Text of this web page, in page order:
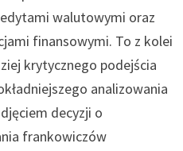
walutowymi oraz
finansowymi. To z kolei
krytycznego podejścia
analizowania
decyzji o
frankowiczów